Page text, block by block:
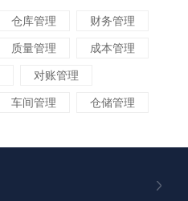
仓库管理 财务管理
质量管理 成本管理
对账管理
车间管理 仓储管理